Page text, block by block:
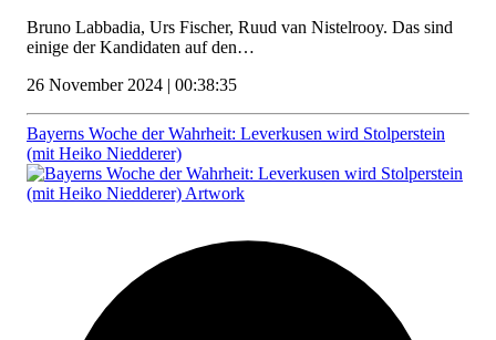
Bruno Labbadia, Urs Fischer, Ruud van Nistelrooy. Das sind
einige der Kandidaten auf den…
26 November 2024 | 00:38:35
Bayerns Woche der Wahrheit: Leverkusen wird Stolperstein
(mit Heiko Niedderer)